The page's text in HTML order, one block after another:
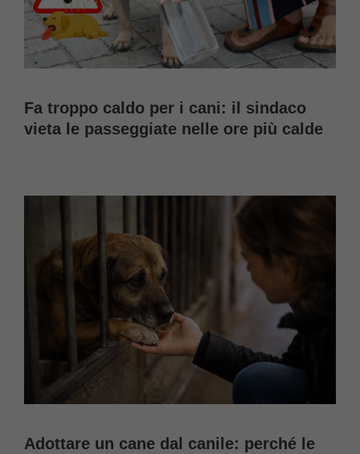
Fa troppo caldo per i cani: il sindaco
vieta le passeggiate nelle ore più calde
Adottare un cane dal canile: perché le